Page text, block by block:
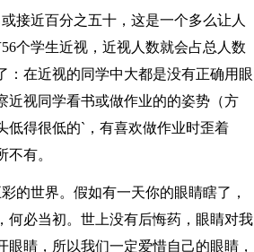
接近百分之五十，这是一个多么让人
个学生近视，近视人数就会占总人数
：在近视的同学中大都是没有正确用眼
近视同学看书或做作业的的姿势（方
低得很低的`，有喜欢做作业时歪着
有。
的世界。假如有一天你的眼睛瞎了，
何必当初。世上没有后悔药，眼睛对我
睛，所以我们一定爱惜自己的眼睛，